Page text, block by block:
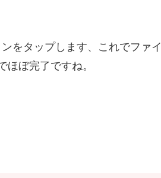
をタップします、これでファイ
ぼ完了ですね。